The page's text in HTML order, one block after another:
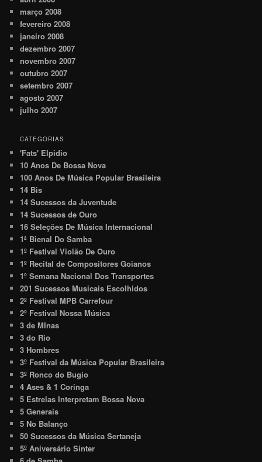
março 2008
fevereiro 2008
janeiro 2008
dezembro 2007
novembro 2007
outubro 2007
setembro 2007
agosto 2007
julho 2007
CATEGORIAS
'Fats' Elpidio
10 Anos De Bossa Nova
100 Anos De Música Popular Brasileira
14 Bis
14 Sucessos da Juventude
14 Sucessos de Ouro
16 Seleções De Música Internacional
1ª Bienal Do Samba
1º Festival Violão De Ouro
1º Recital de Compositores Goianos
1º Semana Nacional Dos Transportes
201 Sucessos Musicais Escolhidos
2º Festival MPB Carrefour
2º Festival Nossa Música
3 de MInas
3 do Rio
3 Hombres
3º Festival da Música Popular Brasileira
3º Ronco do Bugio
4 Ases & 1 Coringa
5 Estrelas Interpretam Bossa Nova
5 Generais
5 No Balanço
50 Sucessos da Música Sertaneja
5º Aniversário Sinter